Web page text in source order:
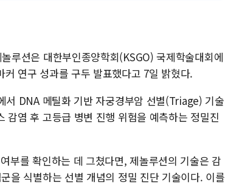
루션은 대한부인종양학회(KSGO) 국제학술대회에
연구 성과를 구두 발표했다고 7일 밝혔다.
서 DNA 메틸화 기반 자궁경부암 선별(Triage) 기술
감염 후 고등급 병변 진행 위험을 예측하는 정밀진
부를 확인하는 데 그쳤다면, 제놀루션의 기술은 감
을 식별하는 선별 개념의 정밀 진단 기술이다. 이를